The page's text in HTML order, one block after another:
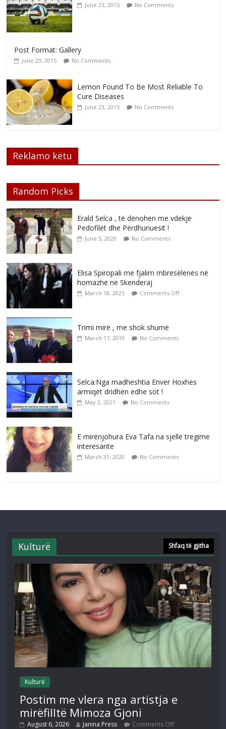
June 23, 2015 No Comments
Post Format: Gallery
June 23, 2015 No Comments
Lemon Found To Be Most Reliable To
Cure Diseases
June 23, 2015 No Comments
Reklamo këtu
Random Picks
Erald Selca , të dënohen me vdekje
Pedofilët dhe Përdhunuesit !
June 5, 2020 No Comments
Elisa Spiropali me fjalim mbresëlenës në
homazhe në Skenderaj
March 18, 2025 Comments Off
Trimi mirë , me shok shumë
March 17, 2019 No Comments
Selca:Nga madheshtia Enver Hoxhes
armiqët dridhen edhe sot !
May 2, 2021 No Comments
E mirënjohura Eva Tafa na sjellë tregime
interesante
March 31, 2020 No Comments
Kulturë Shfaq të gjitha
Kulturë
Postim me vlera nga artistja e
mirëfilltë Mimoza Gjoni
August 6, 2026 Janina Press Comments Off